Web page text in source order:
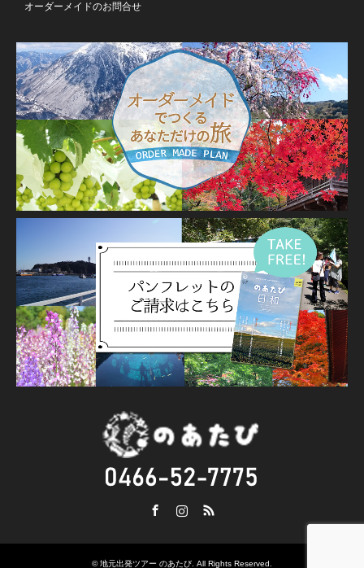
オーダーメイドのお問合せ
©地元出発ツアー のあたび . All Rights Reserved.